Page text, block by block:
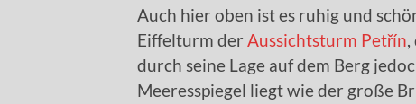
Auch hier oben ist es ruhig und
Eiffelturm der Aussichtsturm Petřín,
durch seine Lage auf dem Berg
Meeresspiegel liegt wie der große